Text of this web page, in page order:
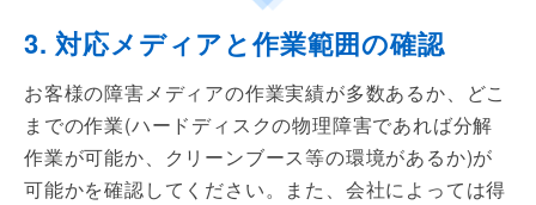
3. 対応メディアと作業範囲の確認
お客様の障害メディアの作業実績が多数あるか、どこ
までの作業(ハードディスクの物理障害であれば分解
作業が可能か、クリーンブース等の環境があるか)が
可能かを確認してください。また、会社によっては得